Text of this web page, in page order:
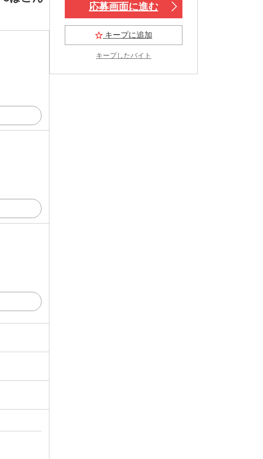
応募画面に進む
キープに追加
キープしたバイト